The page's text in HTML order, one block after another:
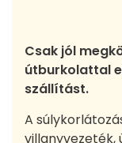
Csak jól
útburkolattal
szállítást.
A
villanyvezeték,